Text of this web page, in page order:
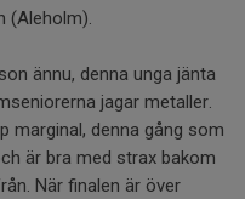
(Aleholm).
ännu, denna unga jänta
jagar metaller.
marginal, denna gång som
är bra med strax bakom
När finalen är över